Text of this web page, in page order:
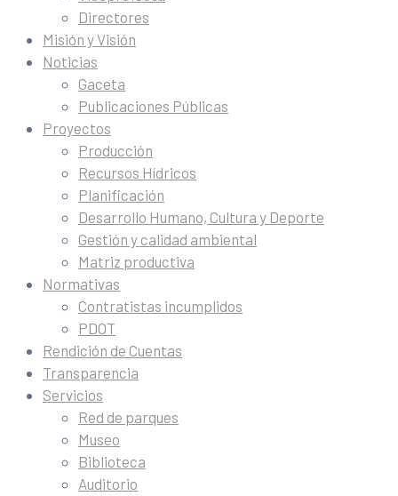
Directores
Misión y Visión
Noticias
Gaceta
Publicaciones Públicas
Proyectos
Producción
Recursos Hídricos
Planificación
Desarrollo Humano, Cultura y Deporte
Gestión y calidad ambiental
Matriz productiva
Normativas
Contratistas incumplidos
PDOT
Rendición de Cuentas
Transparencia
Servicios
Red de parques
Museo
Biblioteca
Auditorio